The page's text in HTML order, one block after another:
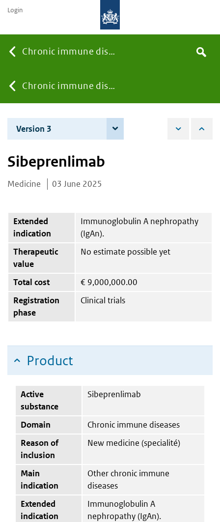
Chronic immune diseases
You
are
here:
Chronic immune diseases
the
Search
Login
Version 3
Sibeprenlimab
Medicine 03 June 2025
Extended
indication
Immunoglobulin A nephropathy
(IgAn).
Therapeutic
value
No estimate possible yet
Total cost € 9,000,000.00
Registration
phase
Clinical trials
Product
Active
substance
Sibeprenlimab
Domain
Chronic immune diseases
Reason of
inclusion
New medicine (specialité)
Main
indication
Other chronic immune
diseases
Extended
indication
Immunoglobulin A
nephropathy (IgAn).